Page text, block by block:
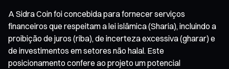
A Sidra Coin foi concebida para fornecer serviços
financeiros que respeitam a lei islâmica (Sharia), incluindo a
proibição de juros (riba), de incerteza excessiva (gharar) e
de investimentos em setores não halal. Este
posicionamento confere ao projeto um potencial